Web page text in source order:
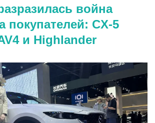
война
покупателей: CX-5
и Highlander